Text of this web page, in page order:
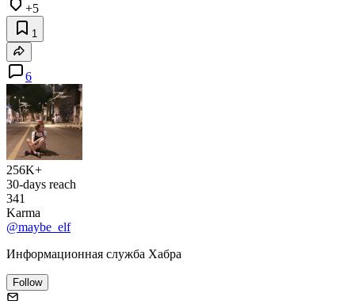
+5
1
6
256K+
30-days reach
341
Karma
@maybe_elf
Информационная служба Хабра
Follow